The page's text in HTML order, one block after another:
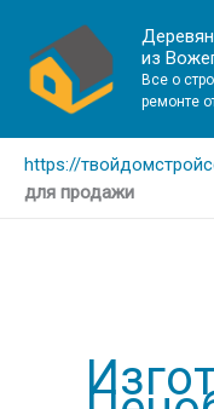
из
Все о
ремонте
https://
для продажи